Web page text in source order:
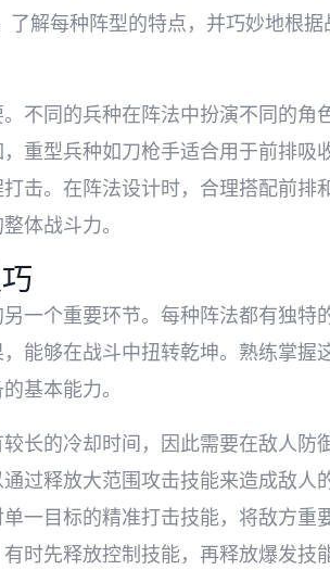
了解每种阵型的特点，并巧妙地根据
不同的兵种在阵法中扮演不同的角
重型兵种如刀枪手适合用于前排吸
击。在阵法设计时，合理搭配前排
体战斗力。
一个重要环节。每种阵法都有独特
能够在战斗中扭转乾坤。熟练掌握
基本能力。
长的冷却时间，因此需要在敌人防
过释放大范围攻击技能来造成敌人
一目标的精准打击技能，将敌方重
时先释放控制技能，再释放爆发技